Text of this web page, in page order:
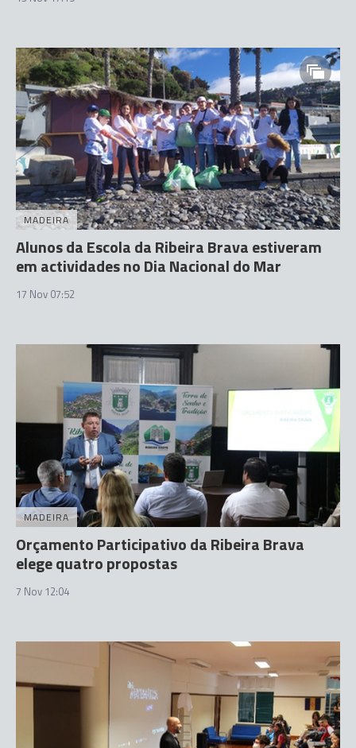
MADEIRA
Alunos da Escola da Ribeira Brava estiveram
em actividades no Dia Nacional do Mar
17 Nov 07:52
MADEIRA
Orçamento Participativo da Ribeira Brava
elege quatro propostas
7 Nov 12:04